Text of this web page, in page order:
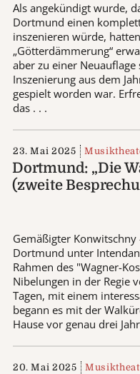
Als angekündigt wurde,
Dortmund einen
inszenieren würde,
„Götterdämmerung“
aber zu einer
Inszenierung aus dem
gespielt worden war.
das . . .
23. Mai 2025
Dortmund: „Die
(zweite
Gemäßigter
Dortmund unter
Rahmen des "Wagner-
Nibelungen in der Regie
Tagen, mit einem
begann es mit der
Hause vor genau drei
20. Mai 2025